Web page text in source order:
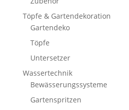
Töpfe & Gartendekoration
Gartendeko
Töpfe
Untersetzer
Wassertechnik
Bewässerungssysteme
Gartenspritzen